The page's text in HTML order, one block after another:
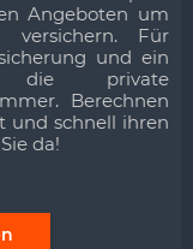
Angeboten um
Für
und ein
die private
Berechnen
und schnell ihren
da!